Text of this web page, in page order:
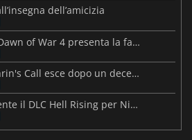
dell’amicizia
Warhammer 40.000: Dawn of War 4 presenta la fazione dei Necron
Forsaken Realms: Vahrin's Call esce dopo un decennio di sviluppo
Annunciato ufficialmente il DLC Hell Rising per Nioh 3